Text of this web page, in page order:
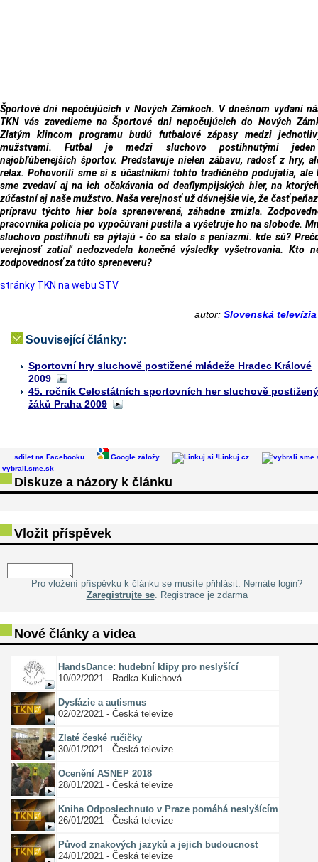
Športové dni nepočujúcich v Nových Zámkoch. V dnešnom vydaní
TKN vás zavedieme na Športové dni nepočujúcich do Nových
Zlatým klincom programu budú futbalové zápasy medzi
mužstvami. Futbal je medzi sluchovo postihnutými
najobľúbenejších športov. Predstavuje nielen zábavu, radosť z hry,
relax. Pohovorili sme si s účastníkmi tohto tradičného podujatia, ale
sme zvedaví aj na ich očakávania od deaflympijských hier, na
zúčastní aj naše mužstvo. Naša verejnosť už dávnejšie vie, že časť
prípravu týchto hier bola spreneverená, záhadne zmizla.
pracovníka polícia po vypočúvaní pustila a vyšetruje ho na slobode.
sluchovo postihnutí sa pýtajú - čo sa stalo s peniazmi. kde sú?
verejnosť zatiaľ nedozvedela konečné výsledky vyšetrovania. Kto
zodpovednosť za túto spreneveru?
stránky TKN na webu STV
autor: Slovenská
Související články:
Sportovní hry sluchově postižené mládeže Hradec Králové
2009
45. ročník Celostátních sportovních her sluchově
žáků Praha 2009
sdílet na Facebooku Google záložy
Linkuj.cz
vybrali.sme.sk
Diskuze a názory k článku
Vložit příspěvek
Pro vložení příspěvku k článku se musíte přihlásit. Nemáte login?
Zaregistrujte se. Registrace je zdarma
Nové články a videa
HandsDance: hudební klipy pro neslyšící
10/02/2021 - Radka Kulichová
Dysfázie a autismus
02/02/2021 - Česká televize
Zlaté české ručičky
30/01/2021 - Česká televize
Ocenění ASNEP 2018
28/01/2021 - Česká televize
Kniha Odposlechnuto v Praze pomáhá neslyšícím
26/01/2021 - Česká televize
Původ znakových jazyků a jejich budoucnost
24/01/2021 - Česká televize